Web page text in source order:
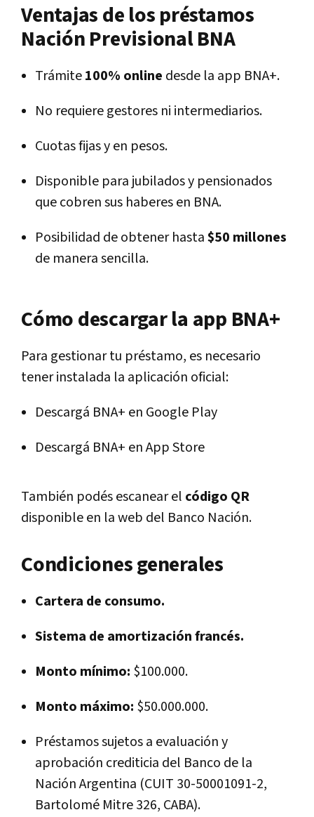
Ventajas de los préstamos
Nación Previsional BNA
Trámite100% online desde la app BNA+.
No requiere gestores ni intermediarios.
Cuotas fijas y en pesos.
Disponible para jubilados y pensionados
que cobren sus haberes en BNA.
Posibilidad de obtener hasta$50 millones
de manera sencilla.
Cómo descargar la app BNA+
Para gestionar tu préstamo, es necesario
tener instalada la aplicación oficial:
Descargá BNA+ en Google Play
Descargá BNA+ en App Store
También podés escanear el código QR
disponible en la web del Banco Nación.
Condiciones generales
Cartera de consumo.
Sistema de amortización francés.
Monto mínimo: $100.000.
Monto máximo: $50.000.000.
Préstamos sujetos a evaluación y
aprobación crediticia del Banco de la
Nación Argentina (CUIT 30-50001091-2,
Bartolomé Mitre 326, CABA).